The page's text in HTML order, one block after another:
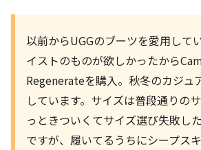
以前からUGGのブーツを愛用して
イストのものが欲しかったから
Regenerateを購入。秋冬のカジュ
しています。サイズは普段通りの
っときついくてサイズ選び失敗し
ですが、履いてるうちにシープス